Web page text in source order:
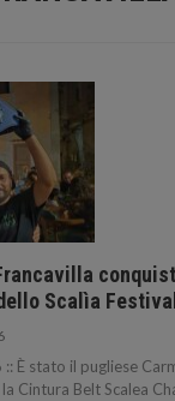
Scalìa
È stato il pugliese
Cintura Belt Scalea